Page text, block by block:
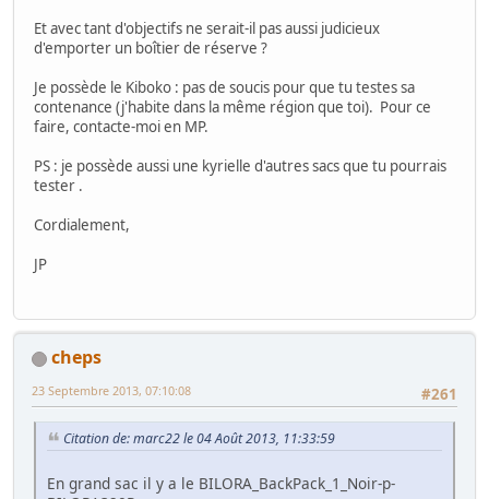
Et avec tant d'objectifs ne serait-il pas aussi judicieux
d'emporter un boîtier de réserve ?
Je possède le Kiboko : pas de soucis pour que tu testes sa
contenance (j'habite dans la même région que toi). Pour ce
faire, contacte-moi en MP.
PS : je possède aussi une kyrielle d'autres sacs que tu pourrais
tester .
Cordialement,
JP
cheps
#261
23 Septembre 2013, 07:10:08
Citation de: marc22 le 04 Août 2013, 11:33:59
En grand sac il y a le BILORA_BackPack_1_Noir-p-